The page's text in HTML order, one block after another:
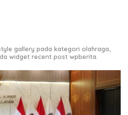
gallery pada kategori olahraga,
widget recent post wpberita.